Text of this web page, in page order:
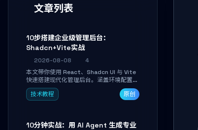
文章列表
10步搭建企业级管理后台：
Shadcn+Vite实战
2026-08-08
4
本文带你使用 React、Shadcn UI 与 Vite
快速搭建现代化管理后台。涵盖环境配置、
核心架构解析、用户管理模块实战及常见踩
坑指南。学完即可独立完成仪表盘搭建、组
技术教程 原创
10分钟实战：用 AI Agent 生成专业